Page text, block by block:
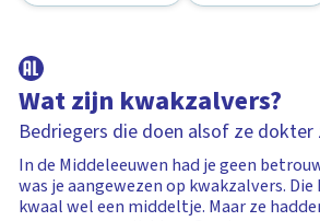
Wat zijn kwakzalvers?
Bedriegers die doen alsof ze dokter
In de Middeleeuwen had je geen
was je aangewezen op kwakzalvers.
kwaal wel een middeltje. Maar ze